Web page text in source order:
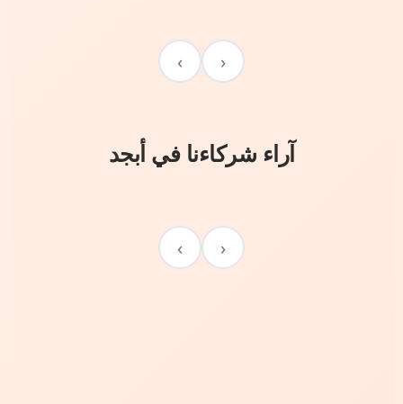
‹
›
آراء شركاءنا في أبجد
‹
›